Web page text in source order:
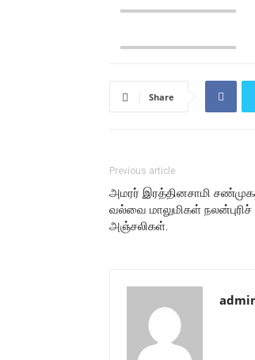
Share
Previous article
அமரர் இரத்தினசாமி
வல்வை மாலுமிகள்
அஞ்சலிகள்.